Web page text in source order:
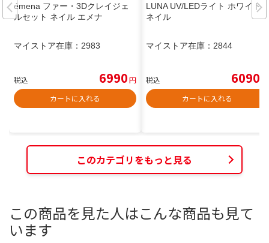
émena ファー・3Dクレイジェ
ルセット ネイル エメナ
マイストア在庫： 2983
税込 6990円
カートに入れる
LUNA UV/LEDライト ホワイト
ネイル
マイストア在庫： 2844
税込 6090
カートに入れる
このカテゴリをもっと見る
この商品を見た人はこんな商品も見て
います